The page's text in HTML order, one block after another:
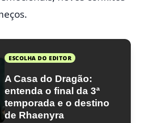
ESCOLHA DO EDITOR
A Casa do Dragão:
entenda o final da 3ª
temporada e o destino
de Rhaenyra